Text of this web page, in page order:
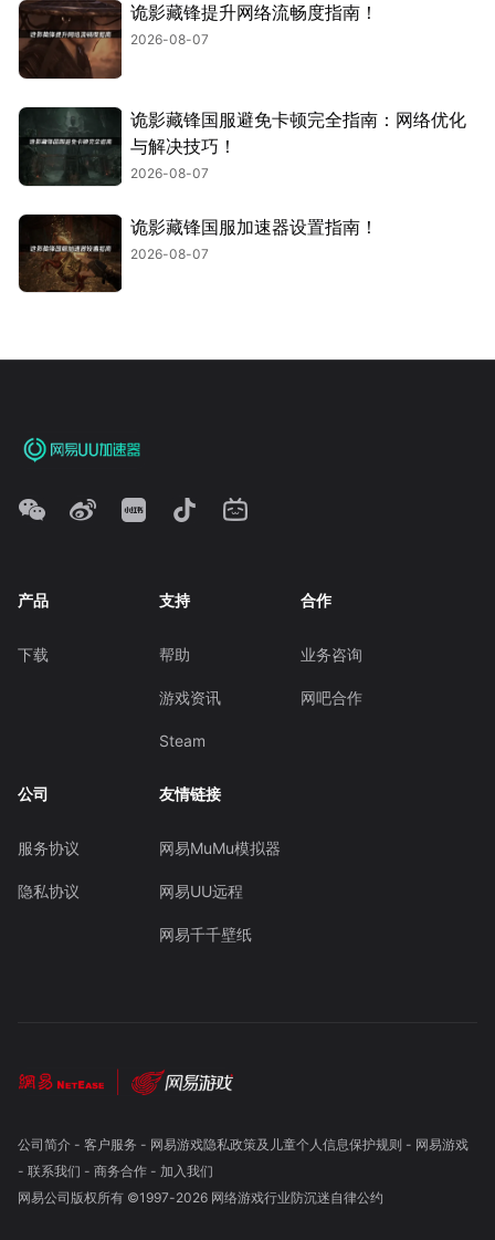
诡影藏锋提升网络流畅度指南！
2026-08-07
诡影藏锋国服避免卡顿完全指南：网络优化
与解决技巧！
2026-08-07
诡影藏锋国服加速器设置指南！
2026-08-07
产品
下载
支持
帮助
游戏资讯
Steam
合作
业务咨询
网吧合作
公司
服务协议
隐私协议
友情链接
网易MuMu模拟器
网易UU远程
网易千千壁纸
公司简介- 客户服务 - 网易游戏隐私政策及儿童个人信息保护规则 - 网易游戏
- 联系我们 - 商务合作- 加入我们
网易公司版权所有 ©1997-2026 网络游戏行业防沉迷自律公约